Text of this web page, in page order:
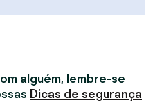
alguém, lembre-se
Dicas de segurança